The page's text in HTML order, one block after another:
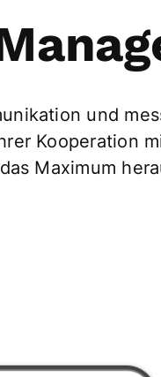
und
Kooperation
Maximum